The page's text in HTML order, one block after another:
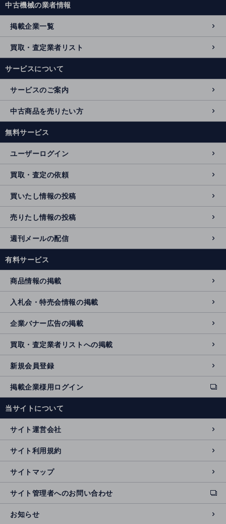
中古機械の業者情報
掲載企業一覧
買取・査定業者リスト
サービスについて
サービスのご案内
中古商品を売りたい方
無料サービス
ユーザーログイン
買取・査定の依頼
買いたし情報の投稿
売りたし情報の投稿
週刊メールの配信
有料サービス
商品情報の掲載
入札会・特売会情報の掲載
企業バナー広告の掲載
買取・査定業者リストへの掲載
新規会員登録
掲載企業様用ログイン
ext
e
n
al
si
t
e
当サイトについて
サイト運営会社
サイト利用規約
サイトマップ
サイト管理者へのお問い合わせ
ext
e
r
お知らせ